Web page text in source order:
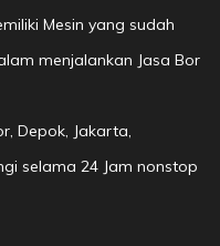
Mesin yang sudah
menjalankan Jasa Bor
Depok, Jakarta,
selama 24 Jam nonstop